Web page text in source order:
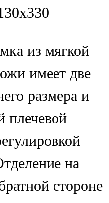
из мягкой
имеет две
размера и
плечевой
на
стороне